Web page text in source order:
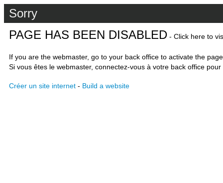
Sorry
PAGE HAS BEEN DISABLED - Click here to
If you are the webmaster, go to your back office to activate the
Si vous êtes le webmaster, connectez-vous à votre back office
Créer un site internet - Build a website